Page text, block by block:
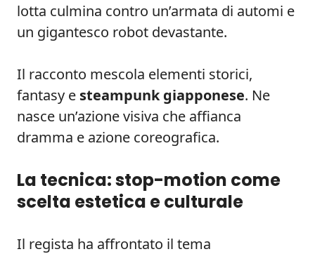
lotta culmina contro un’armata di automi e
un gigantesco robot devastante.
Il racconto mescola elementi storici,
fantasy e steampunk giapponese. Ne
nasce un’azione visiva che affianca
dramma e azione coreografica.
La tecnica: stop-motion come
scelta estetica e culturale
Il regista ha affrontato il tema